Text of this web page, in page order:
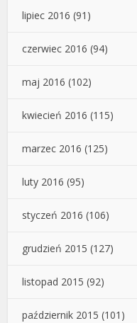
lipiec 2016 (91)
czerwiec 2016 (94)
maj 2016 (102)
kwiecień 2016 (115)
marzec 2016 (125)
luty 2016 (95)
styczeń 2016 (106)
grudzień 2015 (127)
listopad 2015 (92)
październik 2015 (101)